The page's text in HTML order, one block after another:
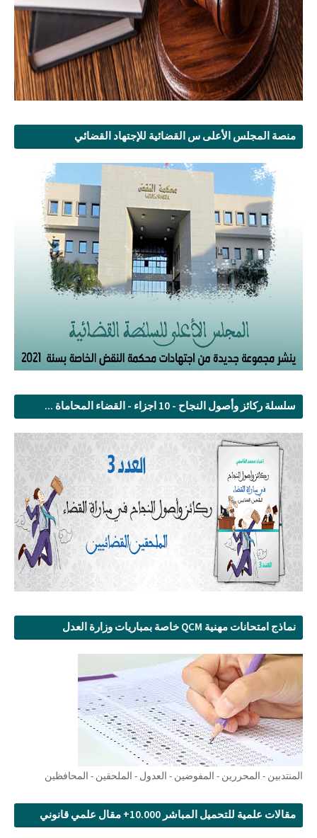
منصة المجلس الأعلى س القضائية للإجتهاد القضائي
سلسلة ركائز وأصول النجاح - 10 اجزاء - القضاء المحاماة ...
نماذج امتحانات مهنية QCM خاصة بمباريات وزارة العدل
المنتدبين - المحررين - المفوضين - العدول - الملحقين - المحافظين
مقالات علمية للتحميل المباشر 10.000+ مقال علمي قانوني